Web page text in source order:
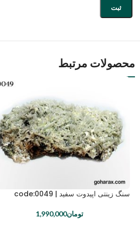
محصولات مرتبط
سنگ زینتی اپیدوت سفید | code:0049
تومان1,990,000